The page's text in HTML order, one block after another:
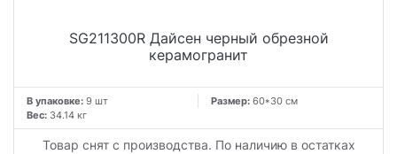
SG211300R Дайсен черный обрезной
керамогранит
В упаковке: 9 шт Размер: 60*30 см
Вес: 34.14 кг
Товар снят с производства. По наличию в остатках